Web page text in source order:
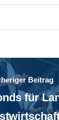
Beitrag
für